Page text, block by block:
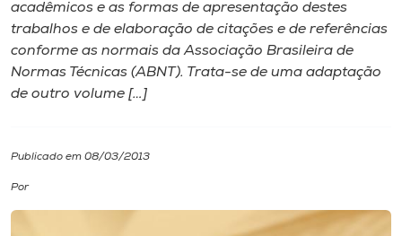
I.nova
Diplomados
acadêmicos e as formas de apresentação destes
trabalhos e de elaboração de citações e de referências
conforme as normais da Associação Brasileira de
Normas Técnicas (ABNT). Trata-se de uma adaptação
de outro volume […]
Publicado em 08/03/2013
Por